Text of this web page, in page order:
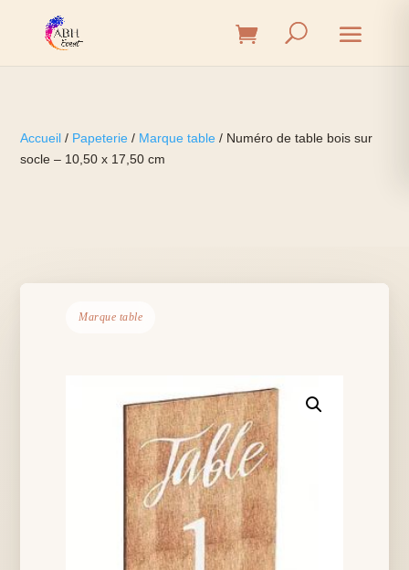
Accueil / Papeterie / Marque table / Numéro de table bois sur
socle – 10,50 x 17,50 cm
Marque table